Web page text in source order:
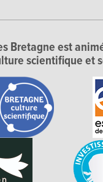
Bretagne est
scientifique et